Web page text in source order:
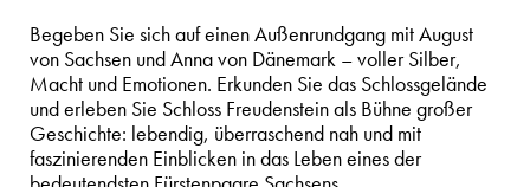
Begeben Sie sich auf einen Außenrundgang mit August
von Sachsen und Anna von Dänemark – voller Silber,
Macht und Emotionen. Erkunden Sie das Schlossgelände
und erleben Sie Schloss Freudenstein als Bühne großer
Geschichte: lebendig, überraschend nah und mit
faszinierenden Einblicken in das Leben eines der